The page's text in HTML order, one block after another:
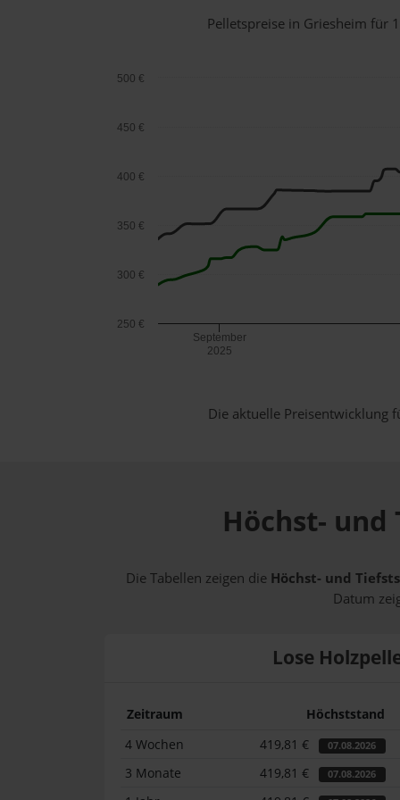
Pelletspreise in Griesheim für
September
2025
250 €
300 €
350 €
400 €
450 €
500 €
Die aktuelle Preisentwicklung
Höchst- und
Die Tabellen zeigen die Höchst- und
Datum
Lose
Zeitraum Höchststand
4 Wochen
419,81 € 07.08.2026
3 Monate 419,81 € 07.08.2026